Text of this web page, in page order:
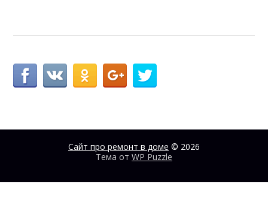
Сайт про ремонт в доме © 2026
Тема от WP Puzzle